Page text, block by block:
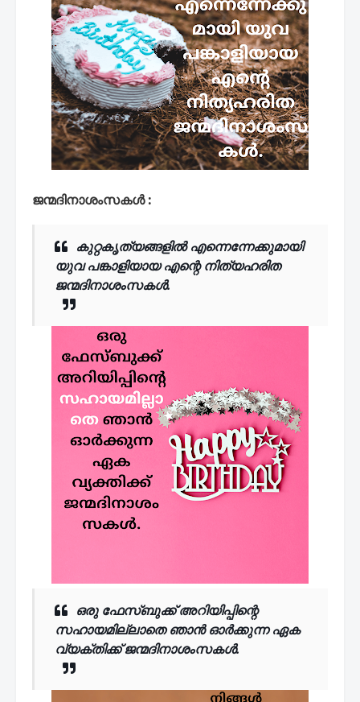
ജന്മദിനാശംസകൾ :
കുറ്റകൃത്യങ്ങളിൽ എന്നെന്നേക്കുമായി
യുവ പങ്കാളിയായ എന്റെ നിത്യഹരിത
ജന്മദിനാശംസകൾ.
ഒരു ഫേസ്ബുക്ക് അറിയിപ്പിന്റെ
സഹായമില്ലാതെഞാൻ ഓർക്കുന്ന ഏക
വ്യക്തിക്ക് ജന്മദിനാശംസകൾ.